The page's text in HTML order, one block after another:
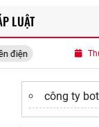
na chọn quả mắt dẹt
LUẬT
công ty